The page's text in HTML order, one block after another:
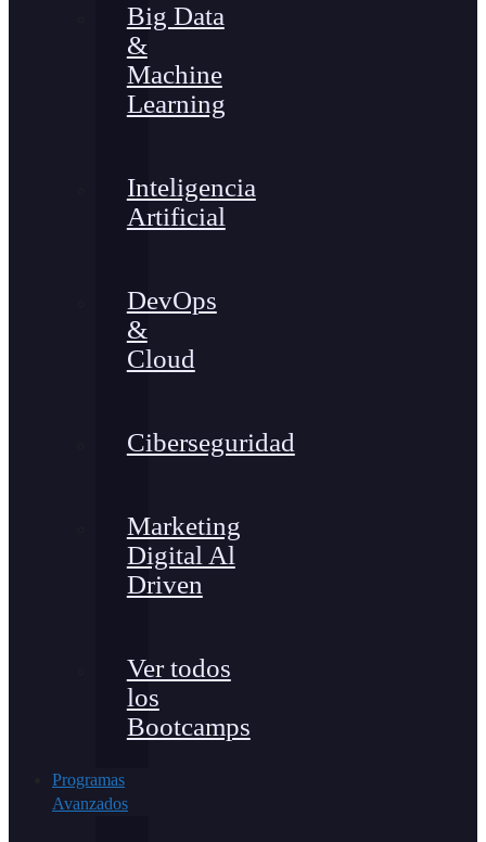
Big Data
&
Machine
Learning
Inteligencia
Artificial
DevOps
&
Cloud
Ciberseguridad
Marketing
Digital Al
Driven
Ver todos
los
Bootcamps
Programas
Avanzados